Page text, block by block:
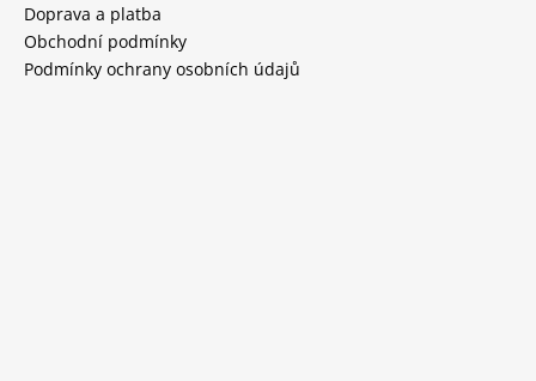
Doprava a platba
Obchodní podmínky
Podmínky ochrany osobních údajů